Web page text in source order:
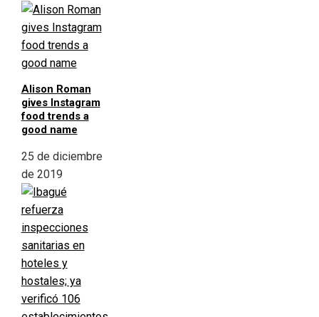
Alison Roman
gives Instagram
food trends a
good name
25 de diciembre
de 2019